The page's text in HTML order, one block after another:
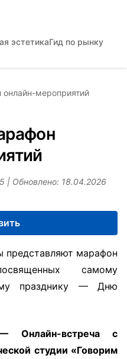
эстетикаГид по рынку
мероприятий
| Обновлено: 18.04.2026
представляют марафон
самому
празднику — Дню
встреча с
студии «Говорим